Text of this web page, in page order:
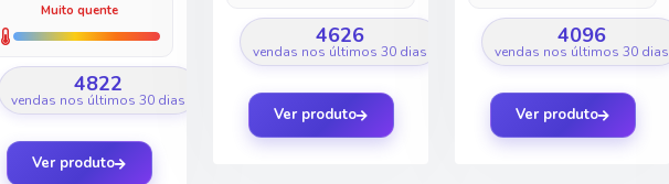
Muito quente
4822
vendas nos últimos 30 dias
Ver produto
4626
vendas nos últimos 30 dias
Ver produto
4096
vendas nos últimos 30 dias
Ver produto